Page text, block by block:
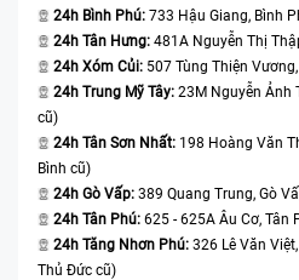
24h Bình Phú: 733 Hậu Giang, Bình
24h Tân Hưng: 481A Nguyễn Thị
24h Xóm Củi: 507 Tùng Thiện
24h Trung Mỹ Tây: 23M Nguyễn Ảnh
cũ)
24h Tân Sơn Nhất: 198 Hoàng Văn
Bình cũ)
24h Gò Vấp: 389 Quang Trung, Gò
24h Tân Phú: 625 - 625A Âu Cơ, Tân
24h Tăng Nhơn Phú: 326 Lê Văn
Thủ Đức cũ)